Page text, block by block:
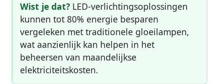
Wist je dat? LED-verlichtingsoplossingen
kunnen tot 80% energie besparen
vergeleken met traditionele gloeilampen,
wat aanzienlijk kan helpen in het
beheersen van maandelijkse
elektriciteitskosten.